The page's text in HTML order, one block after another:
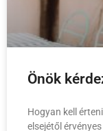
Önök
Hogyan kell
elsejétől